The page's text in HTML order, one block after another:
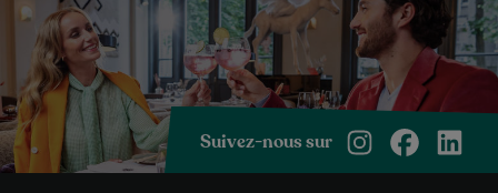
Suivez-nous sur